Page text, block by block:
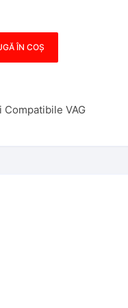
ÎN COȘ
Compatibile VAG